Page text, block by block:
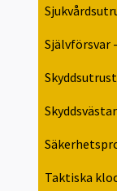
Självförsvar
Skyddsvästar
Taktiska